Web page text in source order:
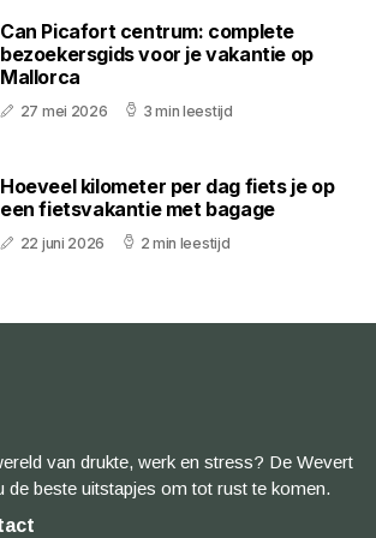
Can Picafort centrum: complete
bezoekersgids voor je vakantie op
Mallorca
27 mei 2026 3 min leestijd
Hoeveel kilometer per dag fiets je op
een fietsvakantie met bagage
22 juni 2026 2 min leestijd
van drukte, werk en stress? De Wevert
de beste uitstapjes om tot rust te komen.